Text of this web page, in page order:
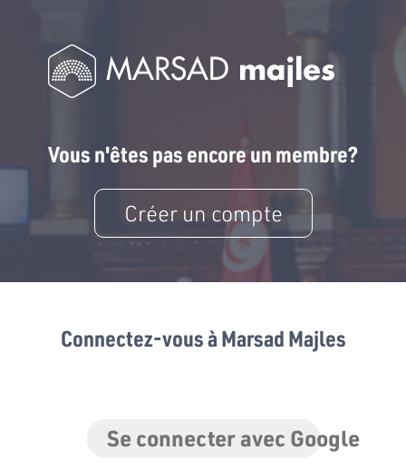
Vous n'êtes pas encore un membre?
Créer un compte
Connectez-vous à Marsad Majles
Se connecter avec Google